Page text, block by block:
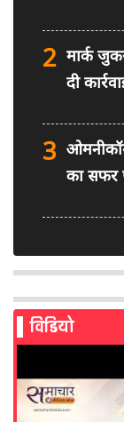
2 मार्क
दी
3
का सफर
मिलेगी
5 AI से बने
विडियो